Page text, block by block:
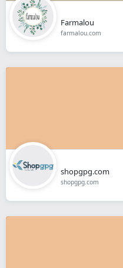
Farmalou
farmalou.com
shopgpg.com
shopgpg.com